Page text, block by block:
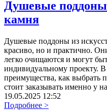
Душевые поддоны
камня
Душевые поддоны из
красиво, но и практично.
легко очищаются и могут
индивидуальному проекту. В
преимущества, как
стоит заказывать именно у
19.05.2025 12:52
Подробнее >